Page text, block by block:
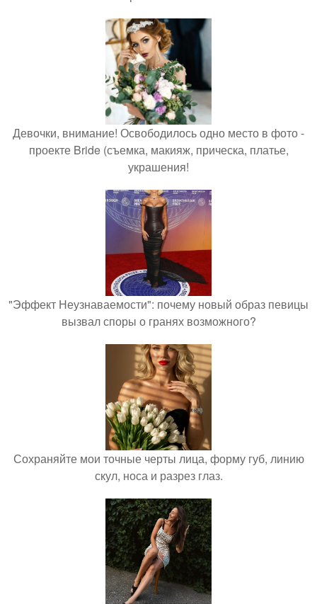
Девочки, внимание! Освободилось одно место в фото -
проекте Bride (съемка, макияж, прическа, платье,
украшения!
"Эффект Неузнаваемости": почему новый образ певицы
вызвал споры о гранях возможного?
Сохраняйте мои точные черты лица, форму губ, линию
скул, носа и разрез глаз.